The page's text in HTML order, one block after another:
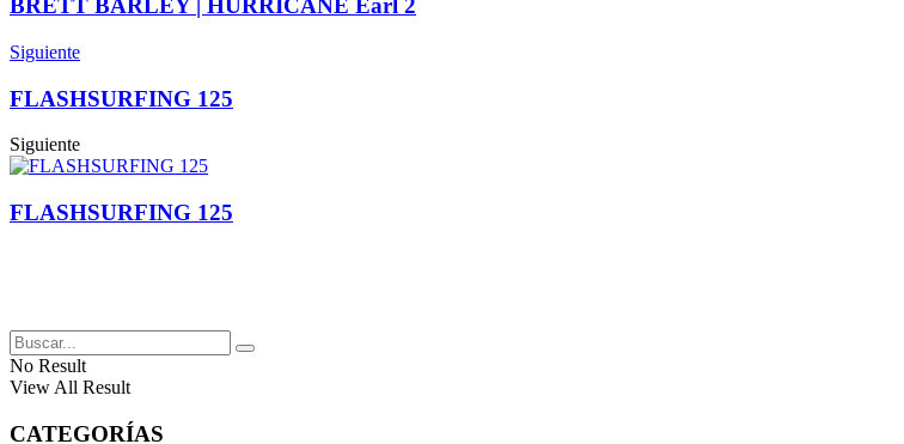
BRETT BARLEY | HURRICANE Earl 2
Siguiente
FLASHSURFING 125
Siguiente
FLASHSURFING 125
No Result
View All Result
CATEGORÍAS